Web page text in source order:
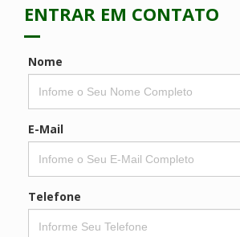
ENTRAR EM CONTATO
Nome
E-Mail
Telefone